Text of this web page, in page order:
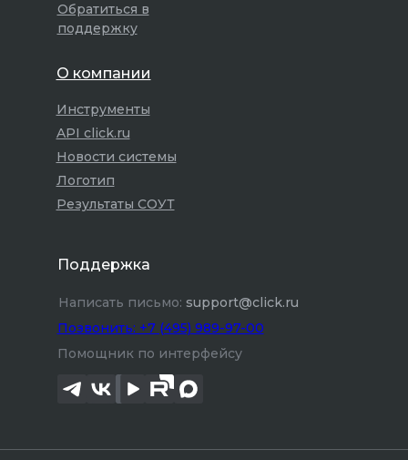
Обратиться в
поддержку
О компании
Инструменты
API click.ru
Логотип
Новости системы
Результаты СОУТ
Поддержка
Написать письмо: support@click.ru
Позвонить: +7 (495) 989-97-00
Помощник по интерфейсу